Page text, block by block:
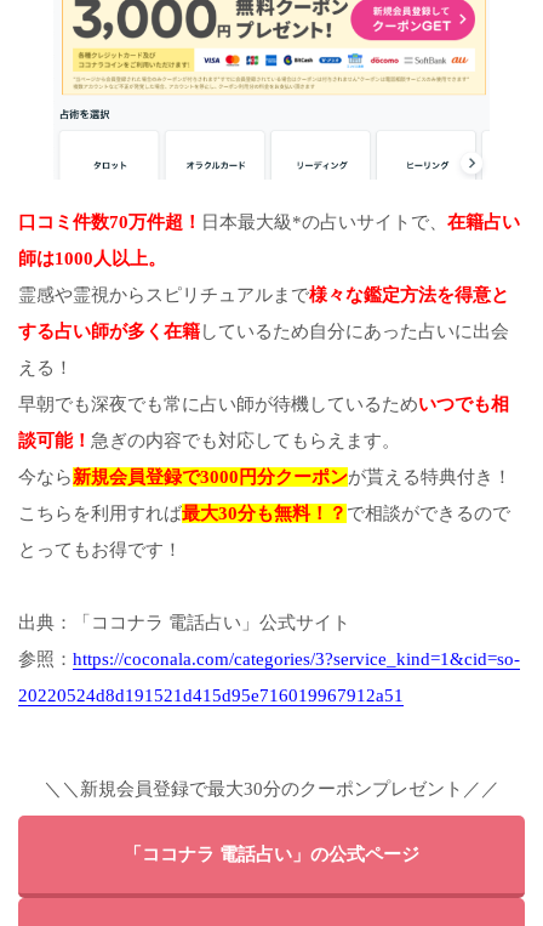
口コミ件数70万件超！ 日本最大級*の占いサイトで、 在籍占い
師は1000人以上。
霊感や霊視からスピリチュアルまで様々な鑑定方法を得意と
する占い師が多く在籍しているため自分にあった占いに出会
える！
早朝でも深夜でも常に占い師が待機しているためいつでも相
談可能！ 急ぎの内容でも対応してもらえます。
今なら新規会員登録で3000円分クーポンが貰える特典付き！
こちらを利用すれば最大30分も無料！？ で相談ができるので
とってもお得です！
出典：「ココナラ 電話占い」公式サイト
参照： https://coconala.com/categories/3?service_kind=1&cid=so-
20220524d8d191521d415d95e716019967912a51
＼＼新規会員登録で最大30分のクーポンプレゼント／／
「ココナラ 電話占い」の公式ページ